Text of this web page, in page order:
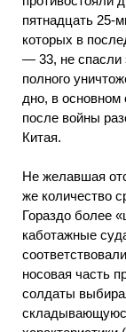
пятнадцать 25-
которых в
— 33, не спасли
полного
дно, в основном
после войны
Китая.
Не желавшая
же количество
Гораздо более
каботажные
носовая часть
солдаты